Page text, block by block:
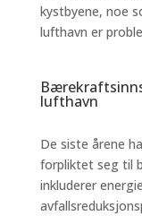
kystbyene, noe
lufthavn er
lufthavn
De siste årene
forpliktet seg til
inkluderer